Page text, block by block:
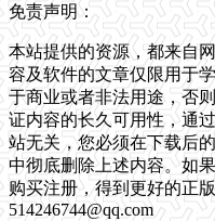
免责声明：
本站提供的资源，都来自
容及软件的文章仅限用于
于商业或者非法用途，否
证内容的长久可用性，通
站无关，您必须在下载后
中彻底删除上述内容。如
购买注册，得到更好的正
514246744@qq.com